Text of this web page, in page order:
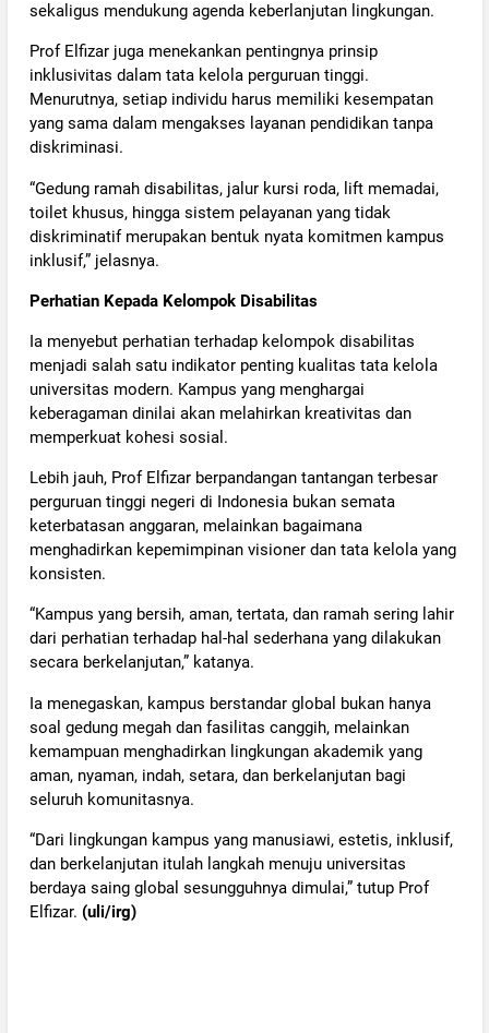
sekaligus mendukung agenda keberlanjutan lingkungan.
Prof Elfizar juga menekankan pentingnya prinsip
inklusivitas dalam tata kelola perguruan tinggi.
Menurutnya, setiap individu harus memiliki kesempatan
yang sama dalam mengakses layanan pendidikan tanpa
diskriminasi.
“Gedung ramah disabilitas, jalur kursi roda, lift memadai,
toilet khusus, hingga sistem pelayanan yang tidak
diskriminatif merupakan bentuk nyata komitmen kampus
inklusif,” jelasnya.
Perhatian Kepada Kelompok Disabilitas
Ia menyebut perhatian terhadap kelompok disabilitas
menjadi salah satu indikator penting kualitas tata kelola
universitas modern. Kampus yang menghargai
keberagaman dinilai akan melahirkan kreativitas dan
memperkuat kohesi sosial.
Lebih jauh, Prof Elfizar berpandangan tantangan terbesar
perguruan tinggi negeri di Indonesia bukan semata
keterbatasan anggaran, melainkan bagaimana
menghadirkan kepemimpinan visioner dan tata kelola yang
konsisten.
“Kampus yang bersih, aman, tertata, dan ramah sering lahir
dari perhatian terhadap hal-hal sederhana yang dilakukan
secara berkelanjutan,” katanya.
Ia menegaskan, kampus berstandar global bukan hanya
soal gedung megah dan fasilitas canggih, melainkan
kemampuan menghadirkan lingkungan akademik yang
aman, nyaman, indah, setara, dan berkelanjutan bagi
seluruh komunitasnya.
“Dari lingkungan kampus yang manusiawi, estetis, inklusif,
dan berkelanjutan itulah langkah menuju universitas
berdaya saing global sesungguhnya dimulai,” tutup Prof
Elfizar. (uli/irg)